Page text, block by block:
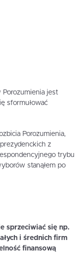
jest
sformułować
Porozumienia,
z
trybu
stanąłem po
sprzeciwiać się np.
i średnich firm
finansową